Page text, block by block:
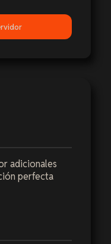
adicionales
perfecta